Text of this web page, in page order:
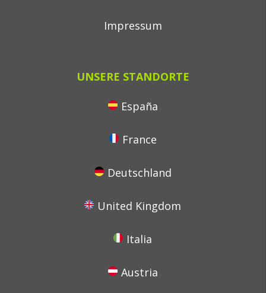
Impressum
UNSERE STANDORTE
España
France
Deutschland
United Kingdom
Italia
Austria